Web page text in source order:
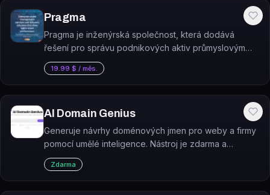
Pragma
Pragma je inženýrská společnost, která dodává
řešení pro správu podnikových aktiv průmyslovým
odvětvím náročným na aktiva.
19.99 $ / měs.
AI Domain Genius
Generuje návrhy doménových jmen pro weby a firmy
pomocí umělé inteligence. Nástroj je zdarma a
umožňuje okamžitý nákup nalezených domén.
Zdarma